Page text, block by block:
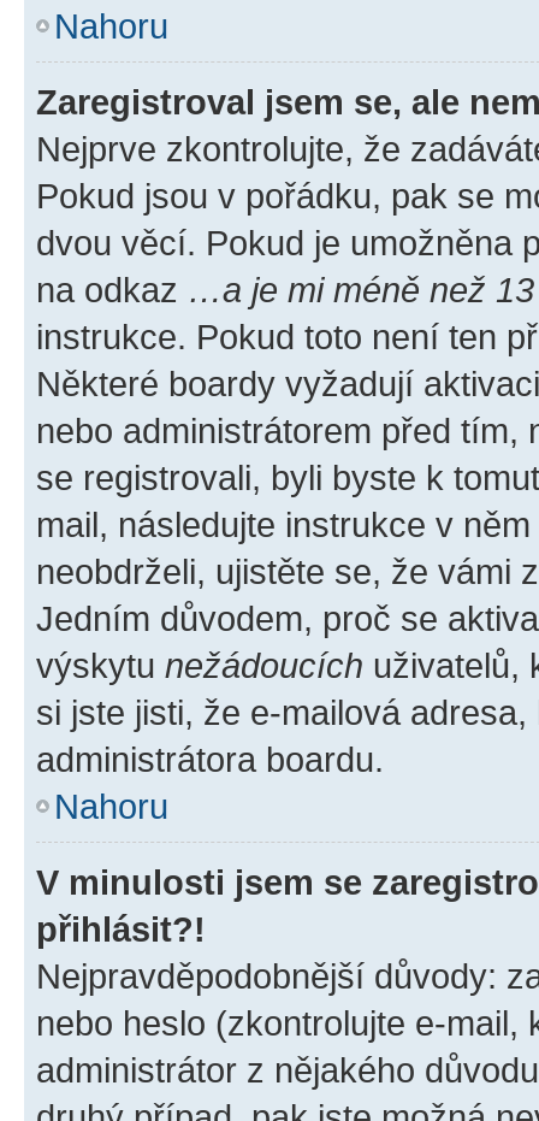
Nahoru
Zaregistroval jsem se, ale
Nejprve zkontrolujte, že
Pokud jsou v pořádku, pak se
dvou věcí. Pokud je umožněna
na odkaz …a je mi méně než
instrukce. Pokud toto není ten
Některé boardy vyžadují
nebo administrátorem před tím,
se registrovali, byli byste k
mail, následujte instrukce v
neobdrželi, ujistěte se, že vámi
Jedním důvodem, proč se
výskytu nežádoucích uživatelů,
si jste jisti, že e-mailová
administrátora boardu.
Nahoru
V minulosti jsem se
přihlásit?!
Nejpravděpodobnější důvody:
nebo heslo (zkontrolujte e-
administrátor z nějakého